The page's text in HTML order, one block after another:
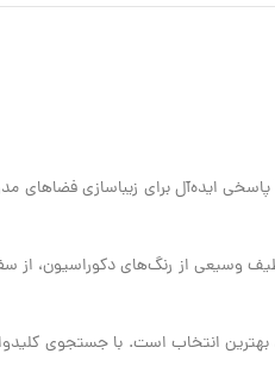
پاسخی ایده‌آل برای زیباسازی فضاهای
وسیعی از رنگ‌های دکوراسیون، از
بهترین انتخاب است. با جستجوی